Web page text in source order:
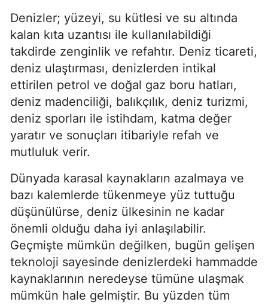
Denizler; yüzeyi, su kütlesi ve su altında
kalan kıta uzantısı ile kullanılabildiği
takdirde zenginlik ve refahtır. Deniz ticareti,
deniz ulaştırması, denizlerden intikal
ettirilen petrol ve doğal gaz boru hatları,
deniz madenciliği, balıkçılık, deniz turizmi,
deniz sporları ile istihdam, katma değer
yaratır ve sonuçları itibariyle refah ve
mutluluk verir.
Dünyada karasal kaynakların azalmaya ve
bazı kalemlerde tükenmeye yüz tuttuğu
düşünülürse, deniz ülkesinin ne kadar
önemli olduğu daha iyi anlaşılabilir.
Geçmişte mümkün değilken, bugün gelişen
teknoloji sayesinde denizlerdeki hammadde
kaynaklarının neredeyse tümüne ulaşmak
mümkün hale gelmiştir. Bu yüzden tüm